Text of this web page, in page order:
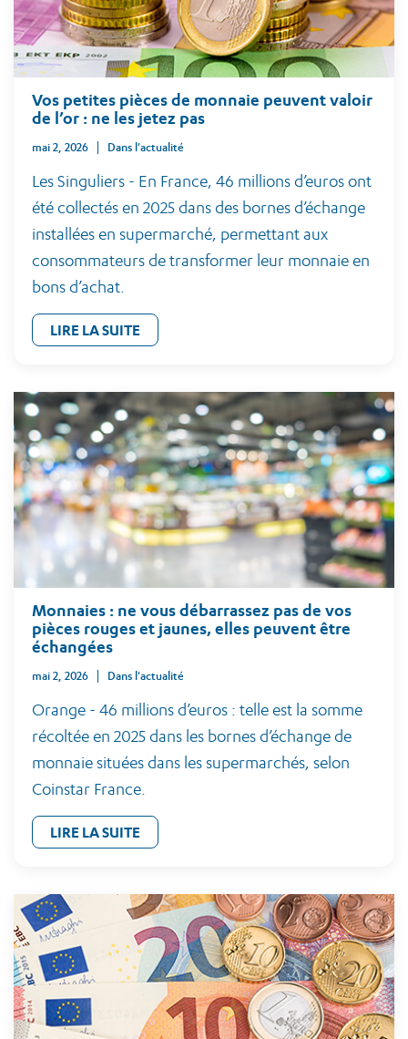
Vos petites pièces de monnaie peuvent valoir
de l’or : ne les jetez pas
mai 2, 2026 Dans l'actualité
Les Singuliers - En France, 46 millions d’euros ont
été collectés en 2025 dans des bornes d’échange
installées en supermarché, permettant aux
consommateurs de transformer leur monnaie en
bons d’achat.
LIRE LA SUITE
Monnaies : ne vous débarrassez pas de vos
pièces rouges et jaunes, elles peuvent être
échangées
mai 2, 2026 Dans l'actualité
Orange - 46 millions d’euros : telle est la somme
récoltée en 2025 dans les bornes d’échange de
monnaie situées dans les supermarchés, selon
Coinstar France.
LIRE LA SUITE